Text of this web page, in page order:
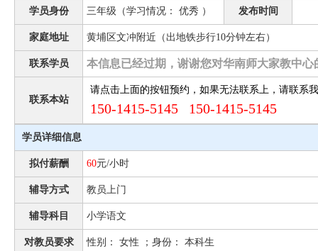
学员身份 三年级（学习情况： 优秀 ） 发布时间
家庭地址 黄埔区文冲附近（出地铁步行10分钟左右）
联系学员 本信息已经过期，谢谢您对华南师大家教中心
联系本站
请点击上面的按钮预约，如果无法联系上，请联系
150-1415-5145 150-1415-5145
学员详细信息
拟付薪酬 60元/小时
辅导方式 教员上门
辅导科目 小学语文
对教员要求 性别： 女性 ；身份： 本科生